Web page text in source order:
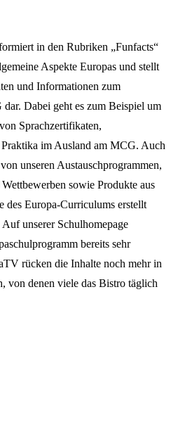
in den Rubriken „Funfacts“
Aspekte Europas und stellt
und Informationen zum
Dabei geht es zum Beispiel um
Sprachzertifikaten,
im Ausland am MCG. Auch
unseren Austauschprogrammen,
sowie Produkte aus
des Europa-Curriculums erstellt
unserer Schulhomepage
bereits sehr
rücken die Inhalte noch mehr in
von denen viele das Bistro täglich